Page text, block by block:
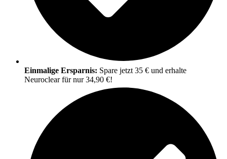
Einmalige Ersparnis: Spare jetzt 35 € und erhalte
Neuroclear für nur 34,90 €!